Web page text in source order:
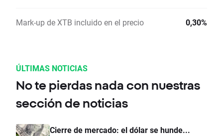
Mark-up de XTB incluido en el precio 0,30%
ÚLTIMAS NOTICIAS
No te pierdas nada con nuestras
sección de noticias
Cierre de mercado: el dólar se hunde...